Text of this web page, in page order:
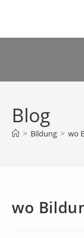
springen
Blog
> Bildung > wo
wo